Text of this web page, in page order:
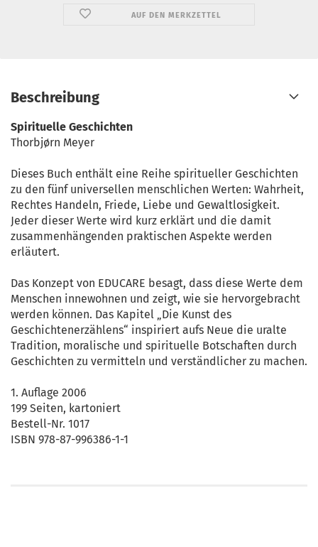
AUF DEN MERKZETTEL
Beschreibung
Spirituelle Geschichten
Thorbjørn Meyer
Dieses Buch enthält eine Reihe spiritueller Geschichten
zu den fünf universellen menschlichen Werten: Wahrheit,
Rechtes Handeln, Friede, Liebe und Gewaltlosigkeit.
Jeder dieser Werte wird kurz erklärt und die damit
zusammenhängenden praktischen Aspekte werden
erläutert.
Das Konzept von EDUCARE besagt, dass diese Werte dem
Menschen innewohnen und zeigt, wie sie hervorgebracht
werden können. Das Kapitel „Die Kunst des
Geschichtenerzählens“ inspiriert aufs Neue die uralte
Tradition, moralische und spirituelle Botschaften durch
Geschichten zu vermitteln und verständlicher zu machen.
1. Auflage 2006
199 Seiten, kartoniert
Bestell-Nr. 1017
ISBN 978-87-996386-1-1